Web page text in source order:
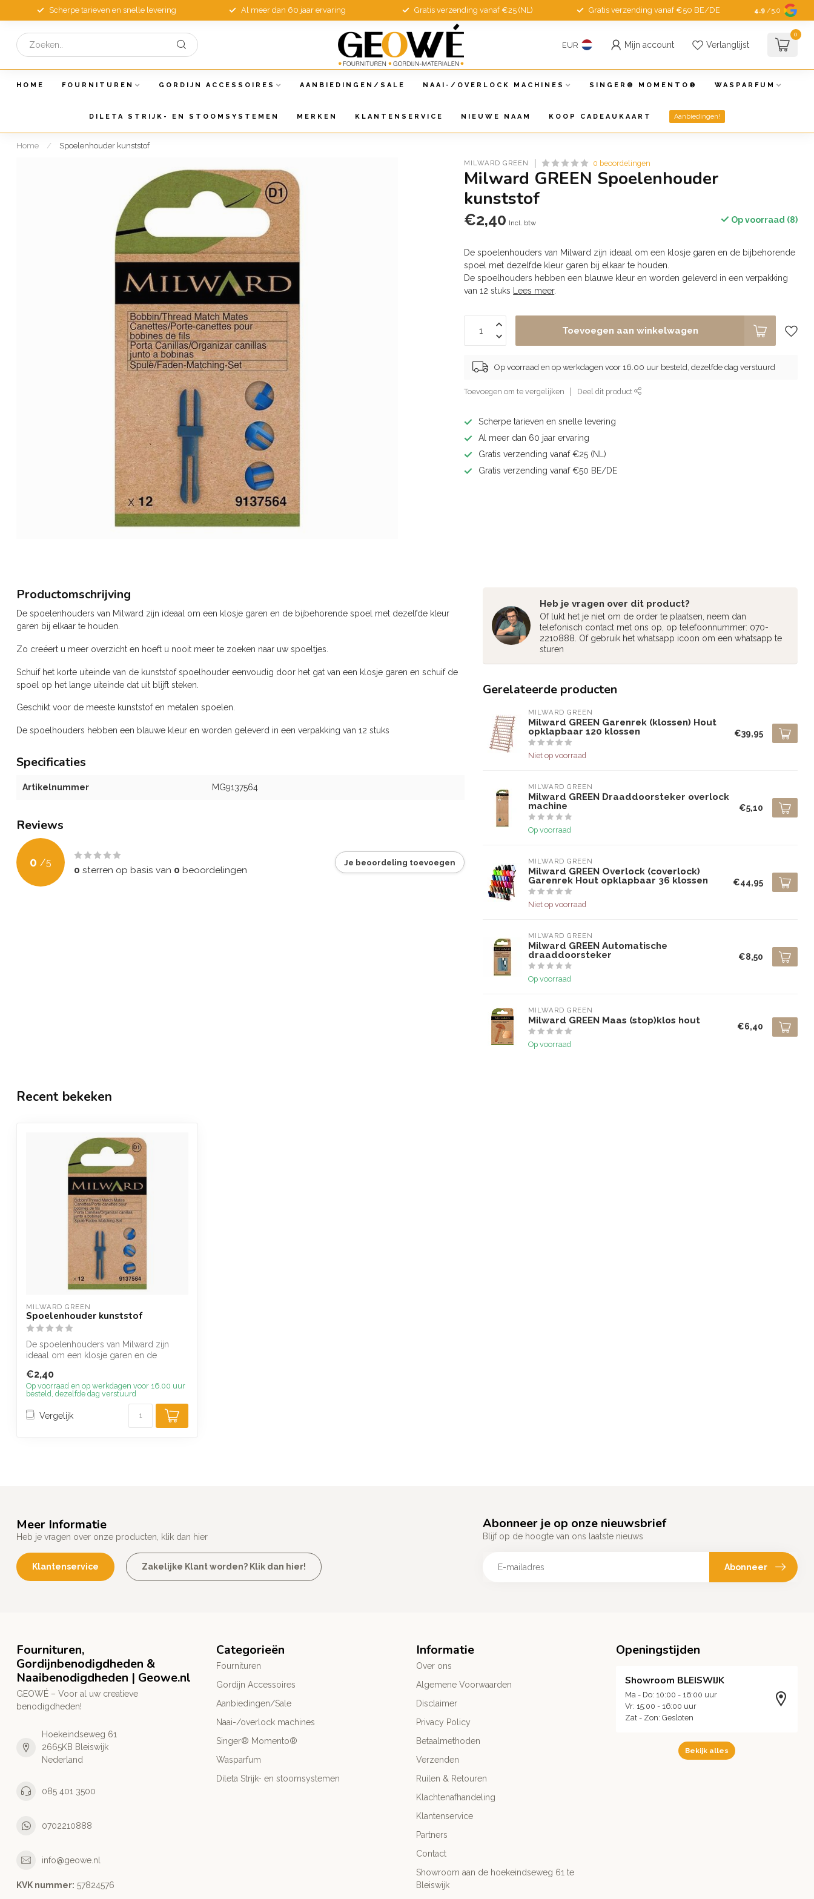
Scherpe tarieven en snelle levering Al meer dan 60 jaar ervaring Gratis verzending vanaf €25 (NL) Gratis verzending vanaf €50 BE/DE 4.9 /5.0
EUR Mijn account Verlanglijst
0
HOME FOURNITUREN GORDIJN ACCESSOIRES AANBIEDINGEN/SALE NAAI-/OVERLOCK MACHINES SINGER® MOMENTO® WASPARFUM
DILETA STRIJK- EN STOOMSYSTEMEN MERKEN KLANTENSERVICE NIEUWE NAAM KOOP CADEAUKAART Aanbiedingen!
Home / Spoelenhouder kunststof
MILWARD GREEN 0 beoordelingen
Milward GREEN Spoelenhouder
kunststof
€2,40 Incl. btw Op voorraad (8)
De spoelenhouders van Milward zijn ideaal om een klosje garen en de bijbehorende
spoel met dezelfde kleur garen bij elkaar te houden.
De spoelhouders hebben een blauwe kleur en worden geleverd in een verpakking
van 12 stuks
Lees meer.
Toevoegen aan winkelwagen
Op voorraad en op werkdagen voor 16.00 uur besteld, dezelfde dag verstuurd
Toevoegen om te vergelijken Deel dit product
Scherpe tarieven en snelle levering
Al meer dan 60 jaar ervaring
Gratis verzending vanaf €25 (NL)
Gratis verzending vanaf €50 BE/DE
Productomschrijving
De spoelenhouders van Milward zijn ideaal om een klosje garen en de bijbehorende spoel met dezelfde kleur
garen bij elkaar te houden.
Zo creëert u meer overzicht en hoeft u nooit meer te zoeken naar uw spoeltjes.
Schuif het korte uiteinde van de kunststof spoelhouder eenvoudig door het gat van een klosje garen en schuif de
spoel op het lange uiteinde dat uit blijft steken.
Geschikt voor de meeste kunststof en metalen spoelen.
De spoelhouders hebben een blauwe kleur en worden geleverd in een verpakking van 12 stuks
Specificaties
Artikelnummer MG9137564
Reviews
0 /5
0 sterren op basis van 0 beoordelingen
Je beoordeling toevoegen
Heb je vragen over dit product?
Of lukt het je niet om de order te plaatsen, neem dan
telefonisch contact met ons op, op telefoonnummer: 070-
2210888. Of gebruik het whatsapp icoon om een whatsapp te
sturen
Gerelateerde producten
MILWARD GREEN
Milward GREEN Garenrek (klossen) Hout
opklapbaar 120 klossen
Niet op voorraad
€39,95
MILWARD GREEN
Milward GREEN Draaddoorsteker overlock
machine
Op voorraad
€5,10
MILWARD GREEN
Milward GREEN Overlock (coverlock)
Garenrek Hout opklapbaar 36 klossen
Niet op voorraad
€44,95
MILWARD GREEN
Milward GREEN Automatische
draaddoorsteker
Op voorraad
€8,50
MILWARD GREEN
Milward GREEN Maas (stop)klos hout
Op voorraad
€6,40
Recent bekeken
MILWARD GREEN
Spoelenhouder kunststof
De spoelenhouders van Milward zijn
ideaal om een klosje garen en de
€2,40
Op voorraad en op werkdagen voor 16.00 uur
besteld, dezelfde dag verstuurd
Vergelijk
Meer Informatie
Heb je vragen over onze producten, klik dan hier
Klantenservice Zakelijke Klant worden? Klik dan hier!
Abonneer je op onze nieuwsbrief
Blijf op de hoogte van ons laatste nieuws
Abonneer
Fournituren,
Gordijnbenodigdheden &
Naaibenodigdheden | Geowe.nl
GEOWÉ – Voor al uw creatieve
benodigdheden!
Hoekeindseweg 61
2665KB Bleiswijk
Nederland
085 401 3500
0702210888
info@geowe.nl
KVK nummer: ‭57824576‬
Categorieën
Fournituren
Gordijn Accessoires
Aanbiedingen/Sale
Naai-/overlock machines
Singer® Momento®
Wasparfum
Dileta Strijk- en stoomsystemen
Informatie
Over ons
Algemene Voorwaarden
Disclaimer
Privacy Policy
Betaalmethoden
Verzenden
Ruilen & Retouren
Klachtenafhandeling
Klantenservice
Partners
Contact
Showroom aan de hoekeindseweg 61 te
Bleiswijk
Openingstijden
Showroom BLEISWIJK
Ma - Do: 10:00 - 16:00 uur
Vr: 15:00 - 16:00 uur
Zat - Zon: Gesloten
Bekijk alles